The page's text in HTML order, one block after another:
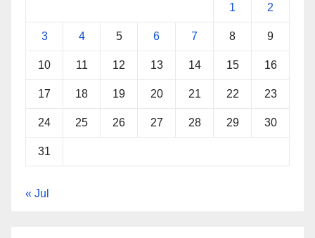
1 2
3 4 5 6 7 8 9
10 11 12 13 14 15 16
17 18 19 20 21 22 23
24 25 26 27 28 29 30
31
« Jul